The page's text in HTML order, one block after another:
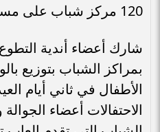
120 مركز شباب على مستوى المحافظة .
شارك أعضاء أندية
بمراكز الشباب بتوزيع
الأطفال في ثاني أيام
الاحتفالات أعضاء